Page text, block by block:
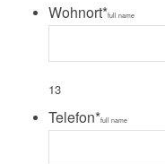
Wohnort*full name
13
Telefon*full name